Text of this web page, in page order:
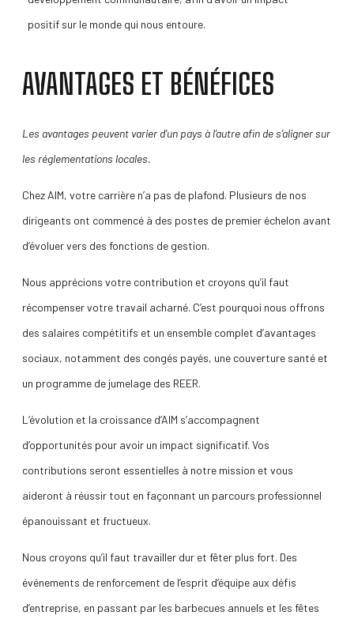
positif sur le monde qui nous entoure.
AVANTAGES ET BÉNÉFICES
Les avantages peuvent varier d’un pays à l’autre afin de s’aligner sur
les réglementations locales.
Chez AIM, votre carrière n’a pas de plafond. Plusieurs de nos
dirigeants ont commencé à des postes de premier échelon avant
d’évoluer vers des fonctions de gestion.
Nous apprécions votre contribution et croyons qu’il faut
récompenser votre travail acharné. C’est pourquoi nous offrons
des salaires compétitifs et un ensemble complet d’avantages
sociaux, notamment des congés payés, une couverture santé et
un programme de jumelage des REER.
L’évolution et la croissance d’AIM s’accompagnent
d’opportunités pour avoir un impact significatif. Vos
contributions seront essentielles à notre mission et vous
aideront à réussir tout en façonnant un parcours professionnel
épanouissant et fructueux.
Nous croyons qu’il faut travailler dur et fêter plus fort. Des
événements de renforcement de l’esprit d’équipe aux défis
d’entreprise, en passant par les barbecues annuels et les fêtes